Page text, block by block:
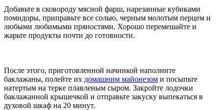
Добавьте в сковороду мясной фарш, нарезанные кубиками
помидоры, приправьте все солью, черным молотым перцем и
любыми любимыми пряностями. Хорошо перемешайте и
жарьте продукты почти до готовности.
После этого, приготовленной начинкой наполните
баклажаны, полейте их домашним майонезом и посыпьте
натертым на терке плавленым сыром. Закройте лодочки
баклажанной крышечкой и отправьте закуску выпекаться в
духовой шкаф на 20 минут.